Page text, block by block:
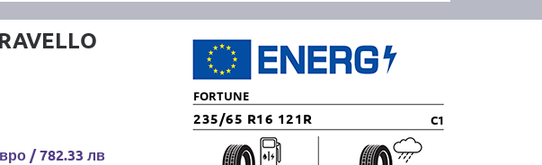
/ 782.33 лв
FORTUNE
235/65 R16 121R C1